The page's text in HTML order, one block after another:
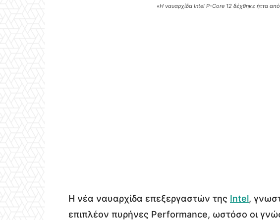
«Η ναυαρχίδα Intel P-Core 12 δέχθηκε ήττα
Η νέα ναυαρχίδα επεξεργαστών της Intel,
επιπλέον πυρήνες Performance, ωστόσο οι